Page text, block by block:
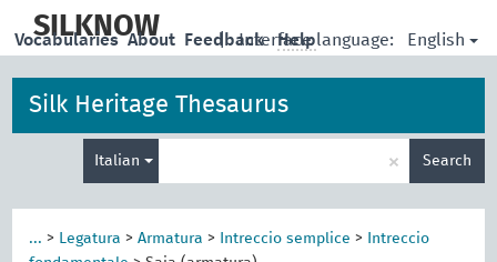
main
SILKNOW | Interface language: English
Vocabularies About Feedback Help
Silk Heritage Thesaurus
Italian × Search
... > Legatura >Armatura > Intreccio semplice >
Intreccio